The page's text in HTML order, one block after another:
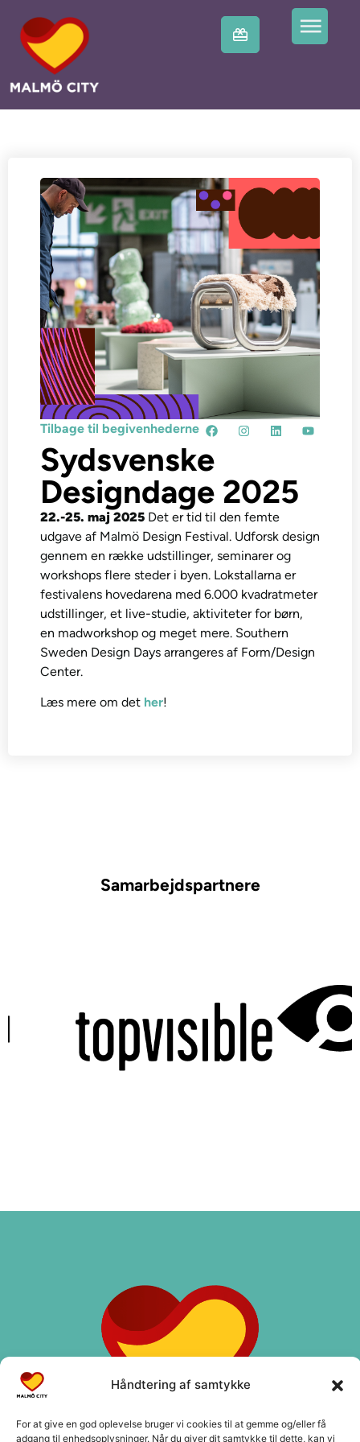
Håndtering af samtykke
For at give en god oplevelse bruger vi cookies til at gemme og/eller få
adgang til enhedsoplysninger. Når du giver dit samtykke til dette, kan vi
Tilbage til begivenhederne
Sydsvenske
Designdage 2025
22.-25. maj 2025 Det er tid til den femte
udgave af Malmö Design Festival. Udforsk design
gennem en række udstillinger, seminarer og
workshops flere steder i byen. Lokstallarna er
festivalens hovedarena med 6.000 kvadratmeter
udstillinger, et live-studie, aktiviteter for børn,
en madworkshop og meget mere. Southern
Sweden Design Days arrangeres af Form/Design
Center.
Læs mere om det her!
Samarbejdspartnere